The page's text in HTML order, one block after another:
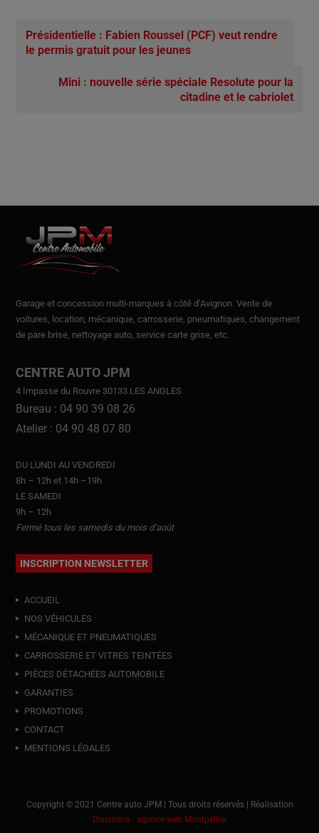
Présidentielle : Fabien Roussel (PCF) veut rendre
le permis gratuit pour les jeunes
Mini : nouvelle série spéciale Resolute pour la
citadine et le cabriolet
Garage et concession multi-marques à côté d’Avignon. Vente de
voitures, location, mécanique, carrosserie, pneumatiques, changement
de pare brise, nettoyage auto, service carte grise, etc.
CENTRE AUTO JPM
4 Impasse du Rouvre 30133 LES ANGLES
Bureau : 04 90 39 08 26
Atelier : 04 90 48 07 80
DU LUNDI AU VENDREDI
8h – 12h et 14h –19h
LE SAMEDI
9h – 12h
Fermé tous les samedis du mois d’août
INSCRIPTION NEWSLETTER
ACCUEIL
NOS VÉHICULES
MÉCANIQUE ET PNEUMATIQUES
CARROSSERIE ET VITRES TEINTÉES
PIÈCES DÉTACHÉES AUTOMOBILE
GARANTIES
PROMOTIONS
CONTACT
MENTIONS LÉGALES
Copyright © 2021 Centre auto JPM | Tous droits réservés | Réalisation
Dixionline : agence web Montpellier